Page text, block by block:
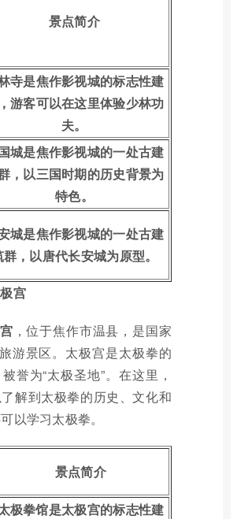
景点简介
寺是焦作影视城的标志性建
游客可以在这里体验少林功
夫。
城是焦作影视城的一处古建
，以三国时期的历史背景为
特色。
城是焦作影视城的一处古建
群，以唐代长安城为原型。
宫
，位于焦作市温县，是国家
游景区。太极宫是太极拳的
誉为“太极圣地”。在这里，
解到太极拳的历史、文化和
以学习太极拳。
景点简介
极拳馆是太极宫的标志性建